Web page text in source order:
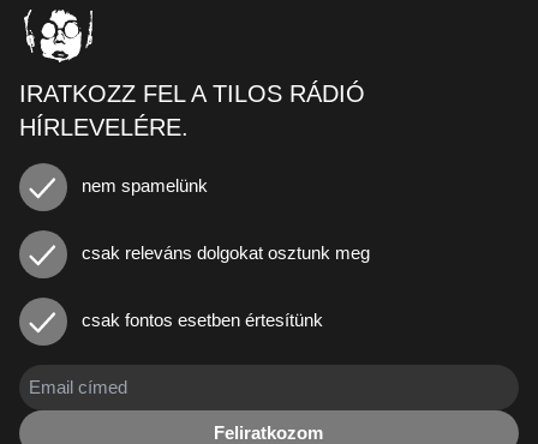
IRATKOZZ FEL A TILOS RÁDIÓ
HÍRLEVELÉRE.
nem spamelünk
csak releváns dolgokat osztunk meg
csak fontos esetben értesítünk
Feliratkozom